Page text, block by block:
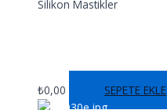
Silikon Mastikler
₺0,00 SEPETE EKLE